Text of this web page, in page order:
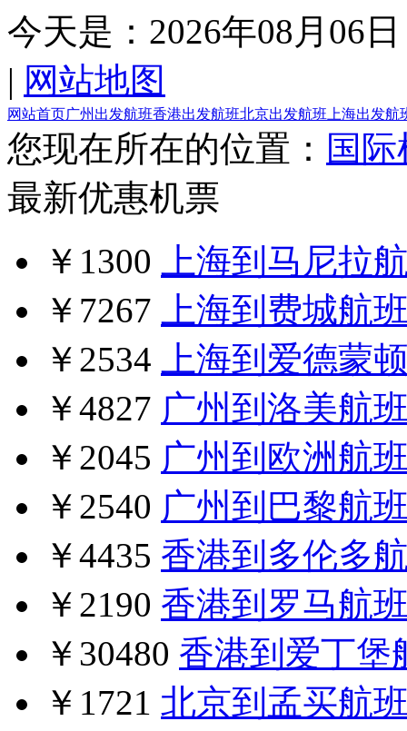
今天是： 2026年08月06日
| 网站地图
网站首页广州出发航班香港出发航班北京出发航班 上海出发航
您现在所在的位置： 国
最新优惠机票
￥1300
上海到马尼拉
￥7267
上海到费城航
￥2534
上海到爱德蒙
￥4827 广州到洛美航
￥2045 广州到欧洲航
￥2540 广州到巴黎航
￥4435 香港到多伦多
￥2190 香港到罗马航
￥30480 香港到爱丁堡
￥1721 北京到孟买航